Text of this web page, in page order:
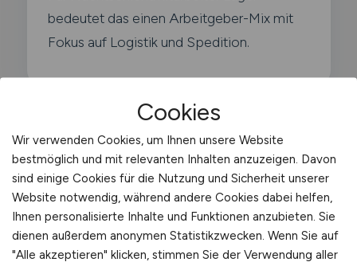
bedeutet das einen Arbeitgeber-Mix mit
Fokus auf Logistik und Spedition.
Typische Arbeitgeber in
Wilhelmshaven
Der Arbeitsmarkt für
Nachtschichtmitarbeiter Lager in
Cookies
Wir verwenden Cookies, um Ihnen unsere Website
bestmöglich und mit relevanten Inhalten anzuzeigen. Davon
sind einige Cookies für die Nutzung und Sicherheit unserer
Website notwendig, während andere Cookies dabei helfen,
Ihnen personalisierte Inhalte und Funktionen anzubieten. Sie
dienen außerdem anonymen Statistikzwecken. Wenn Sie auf
"Alle akzeptieren" klicken, stimmen Sie der Verwendung aller